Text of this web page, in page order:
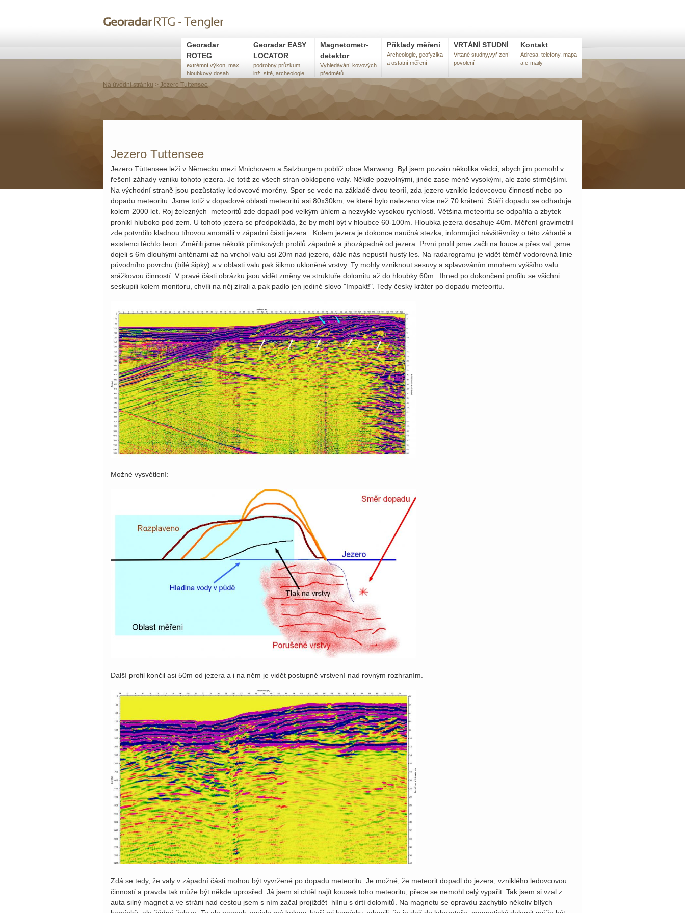
obsahu
Georadar
ROTEG
extrémní výkon, max.
hloubkový dosah
Georadar EASY
LOCATOR
podrobný průzkum
inž. sítě, archeologie
Magnetometr-
detektor
Vyhledávání kovových
předmětů
Příklady měření
Archeologie, geofyzika
a ostatní měření
VRTÁNÍ STUDNÍ
Vrtané studny,vyřízení
povolení
Kontakt
Adresa, telefony, mapa
a e-maily
Na úvodní stránku > Jezero Tuttensee
Jezero Tuttensee
Jezero Tüttensee leží v Německu mezi Mnichovem a Salzburgem poblíž obce Marwang. Byl jsem pozván několika vědci, abych jim pomohl v
řešení záhady vzniku tohoto jezera. Je totiž ze všech stran obklopeno valy. Někde pozvolnými, jinde zase méně vysokými, ale zato strmějšími.
Na východní straně jsou pozůstatky ledovcové morény. Spor se vede na základě dvou teorií, zda jezero vzniklo ledovcovou činností nebo po
dopadu meteoritu. Jsme totiž v dopadové oblasti meteoritů asi 80x30km, ve které bylo nalezeno více než 70 kráterů. Stáří dopadu se odhaduje
kolem 2000 let. Roj železných meteoritů zde dopadl pod velkým úhlem a nezvykle vysokou rychlostí. Většina meteoritu se odpařila a zbytek
pronikl hluboko pod zem. U tohoto jezera se předpokládá, že by mohl být v hloubce 60-100m. Hloubka jezera dosahuje 40m. Měření gravimetrií
zde potvrdilo kladnou tíhovou anomálii v západní části jezera. Kolem jezera je dokonce naučná stezka, informující návštěvníky o této záhadě a
existenci těchto teori. Změřili jsme několik přímkových profilů západně a jihozápadně od jezera. První profil jsme začli na louce a přes val ,jsme
dojeli s 6m dlouhými anténami až na vrchol valu asi 20m nad jezero, dále nás nepustil hustý les. Na radarogramu je vidět téměř vodorovná linie
původního povrchu (bílé šipky) a v oblasti valu pak šikmo ukloněné vrstvy. Ty mohly vzniknout sesuvy a splavováním mnohem vyššího valu
srážkovou činností. V pravé části obrázku jsou vidět změny ve struktuře dolomitu až do hloubky 60m. Ihned po dokončení profilu se všichni
seskupili kolem monitoru, chvíli na něj zírali a pak padlo jen jediné slovo "Impakt!". Tedy česky kráter po dopadu meteoritu.
Možné vysvětlení:
Další profil končil asi 50m od jezera a i na něm je vidět postupné vrstvení nad rovným rozhraním.
Zdá se tedy, že valy v západní části mohou být vyvržené po dopadu meteoritu. Je možné, že meteorit dopadl do jezera, vzniklého ledovcovou
činností a pravda tak může být někde uprosřed. Já jsem si chtěl najít kousek toho meteoritu, přece se nemohl celý vypařit. Tak jsem si vzal z
auta silný magnet a ve stráni nad cestou jsem s ním začal projíždět hlínu s drtí dolomitů. Na magnetu se opravdu zachytilo několiv bílých